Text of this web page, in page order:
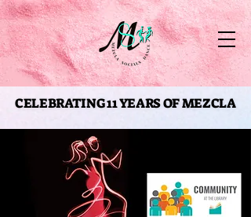
CELEBRATING 11 YEARS OF MEZCLA
CELEBRATING 11 YEARS OF MEZCLA